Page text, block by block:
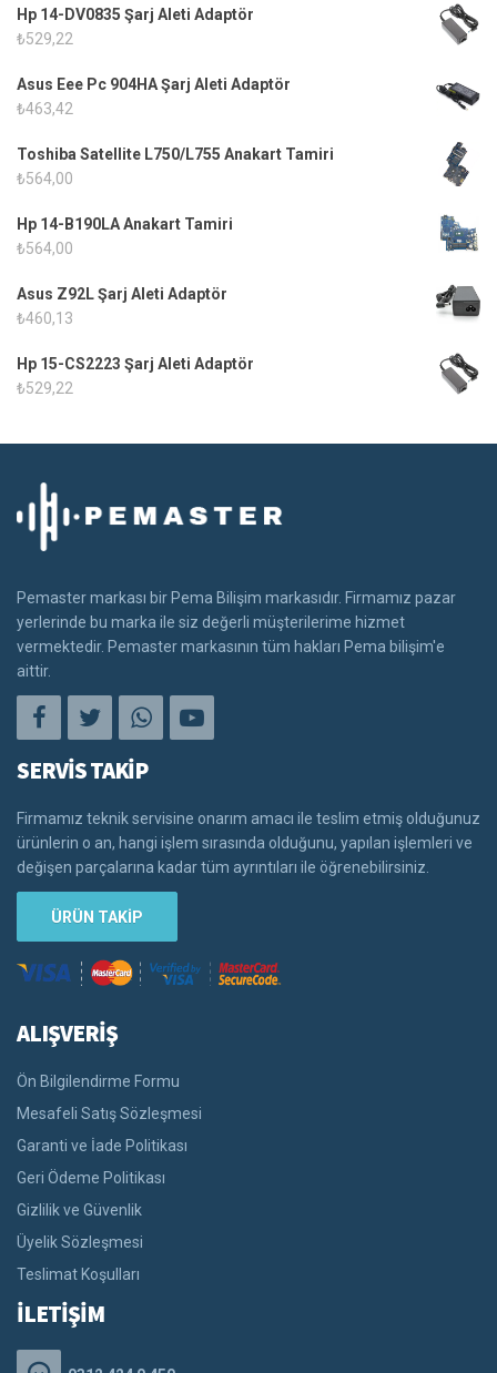
Hp 14-DV0835 Şarj Aleti Adaptör
₺529,22
Asus Eee Pc 904HA Şarj Aleti Adaptör
₺463,42
Toshiba Satellite L750/L755 Anakart Tamiri
₺564,00
Hp 14-B190LA Anakart Tamiri
₺564,00
Asus Z92L Şarj Aleti Adaptör
₺460,13
Hp 15-CS2223 Şarj Aleti Adaptör
₺529,22
Pemaster markası bir Pema Bilişim markasıdır. Firmamız pazar
yerlerinde bu marka ile siz değerli müşterilerime hizmet
vermektedir. Pemaster markasının tüm hakları Pema bilişim'e
aittir.
SERVİS TAKİP
Firmamız teknik servisine onarım amacı ile teslim etmiş olduğunuz
ürünlerin o an, hangi işlem sırasında olduğunu, yapılan işlemleri ve
değişen parçalarına kadar tüm ayrıntıları ile öğrenebilirsiniz.
ÜRÜN TAKİP
ALIŞVERİŞ
Ön Bilgilendirme Formu
Mesafeli Satış Sözleşmesi
Garanti ve İade Politikası
Geri Ödeme Politikası
Gizlilik ve Güvenlik
Üyelik Sözleşmesi
Teslimat Koşulları
İLETİŞİM